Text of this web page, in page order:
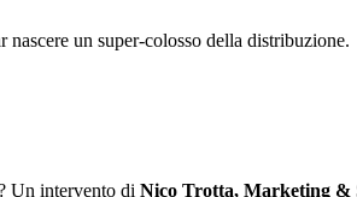
un super-colosso della distribuzione.
Un intervento di Nico Trotta, Marketing &